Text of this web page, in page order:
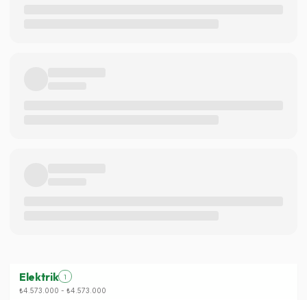
Elektrik 1
₺4.573.000 - ₺4.573.000